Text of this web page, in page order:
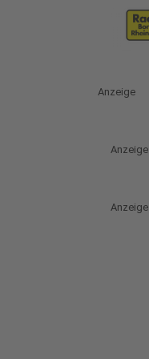
Anzeige
Anzeige
Anzeige